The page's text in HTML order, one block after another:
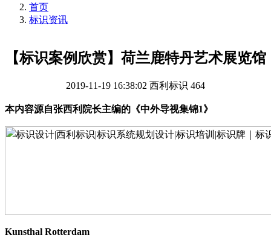
首页
标识资讯
【标识案例欣赏】荷兰鹿特丹艺术展览馆
2019-11-19 16:38:02 西利标识 464
本内容源自张西利院长主编的《中外导视集锦1》
Kunsthal Rotterdam